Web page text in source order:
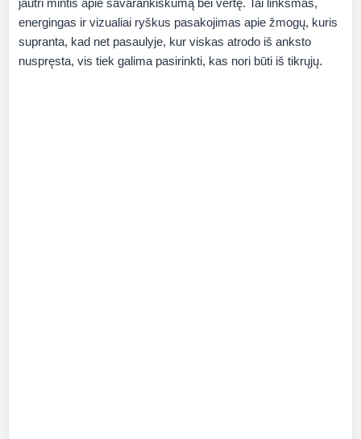
jautri mintis apie savarankiškumą bei vertę. Tai linksmas,
energingas ir vizualiai ryškus pasakojimas apie žmogų, kuris
supranta, kad net pasaulyje, kur viskas atrodo iš anksto
nuspręsta, vis tiek galima pasirinkti, kas nori būti iš tikrųjų.